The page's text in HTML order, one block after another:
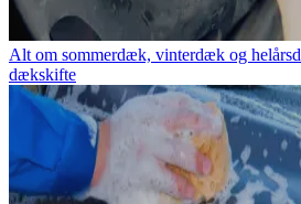
Alt om sommerdæk, vinterdæk og
dækskifte